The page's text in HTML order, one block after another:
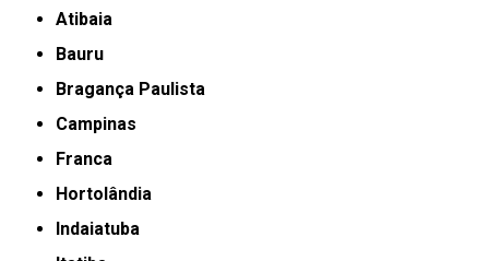
Atibaia
Bauru
Bragança Paulista
Campinas
Franca
Hortolândia
Indaiatuba